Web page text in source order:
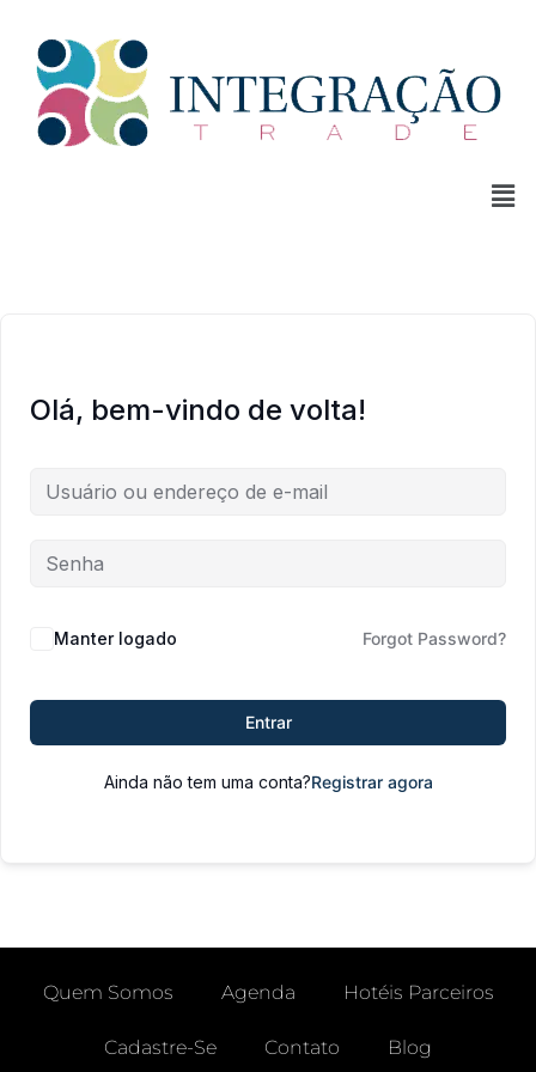
Olá, bem-vindo de volta!
Manter logado Forgot Password?
Entrar
Ainda não tem uma conta?Registrar agora
Quem Somos Agenda Hotéis Parceiros
Cadastre-Se Contato Blog